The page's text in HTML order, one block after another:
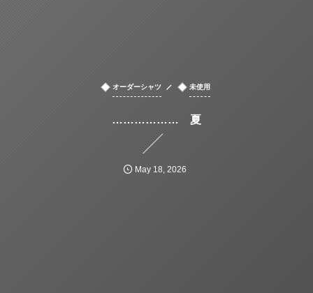
オーダーシャツ 未使用
……………… 夏
May 18 2026